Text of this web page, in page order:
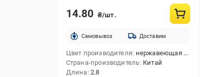
14.80 ₴/шт.
Cамовывоз Доставим
Цвет производителя нержавеющая сталь
Страна-производитель Китай
Длина 2.8